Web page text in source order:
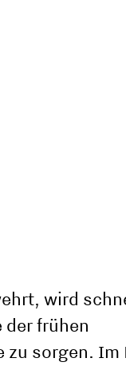
wird
der frühen
sorgen. Im